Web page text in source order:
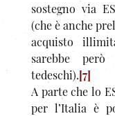
sostegno via
(che è anche
acquisto
sarebbe
tedeschi).[7]
A parte che lo
per l’Italia è